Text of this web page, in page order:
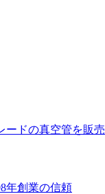
ードの真空管を販売
年創業の信頼